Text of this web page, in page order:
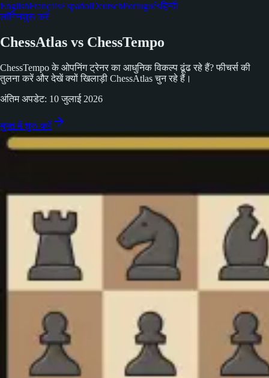
EnglishFrançaisEspañolDeutschPortuguêsहिन्दी
लॉगिनशुरू करें
ChessAtlas vs ChessTempo
ChessTempo के ओपनिंग ट्रेनर का आधुनिक विकल्प ढूंढ रहे हैं? फीचर्स की
तुलना करें और देखें क्यों खिलाड़ी ChessAtlas चुन रहे हैं।
अंतिम अपडेट: 10 जुलाई 2026
मुफ्त में शुरू करें